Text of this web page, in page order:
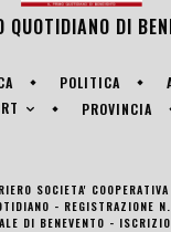
QUOTIDIANO DI
POLITICA
PROVINCIA
SOCIETA'
- REGISTRAZIONE
DI BENEVENTO -